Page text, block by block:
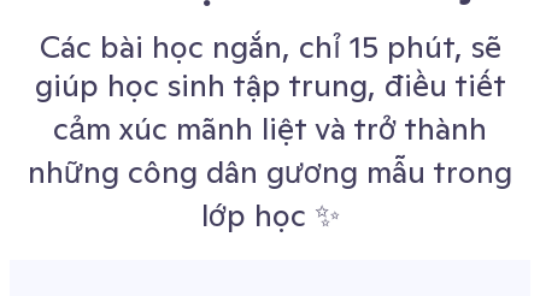
Các bài học ngắn, chỉ 15 phút, sẽ
giúp học sinh tập trung, điều tiết
cảm xúc mãnh liệt và trở thành
những công dân gương mẫu trong
lớp học ✨